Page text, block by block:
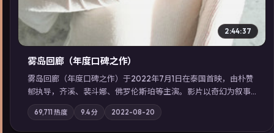
2:44:37
雾岛回廊（年度口碑之作）
雾岛回廊（年度口碑之作）于2022年7月1日在泰国首映，由朴赞
郁执导，齐溪、裴斗娜、佛罗伦斯·珀等主演。影片以奇幻为叙事
主轴，边境小镇的平静被一封匿名信彻底打破；摄影与配乐强化
地域气质；站内亦可通过「国产免费观看高清电视剧在线看」延
展检索同类型高分佳作，畅享高清在线追剧体验。
69,711 热度 9.4分 2022-08-20